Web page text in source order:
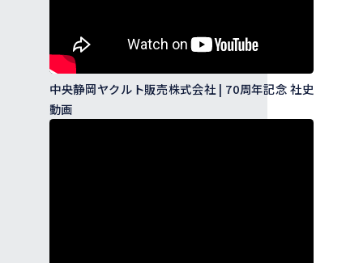
中央静岡ヤクルト販売株式会社 | 70周年記念 社史
動画